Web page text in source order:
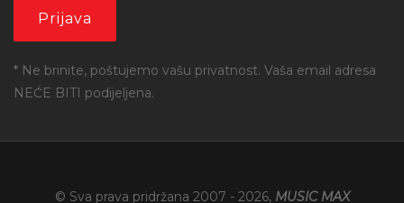
* Ne brinite, poštujemo vašu privatnost. Vaša email adresa
NEĆE BITI podijeljena.
© Sva prava pridržana 2007 - 2026, MUSIC MAX